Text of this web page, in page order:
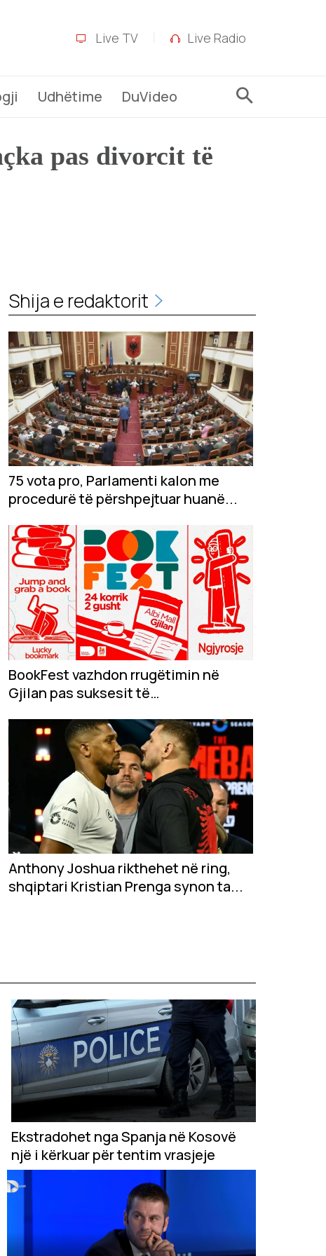
Live TV Live Radio
Udhëtime DuVideo
pas divorcit të
Shija e redaktorit
75 vota pro, Parlamenti kalon me
procedurë të përshpejtuar huanë...
BookFest vazhdon rrugëtimin në
Gjilan pas suksesit të
Anthony Joshua rikthehet në ring,
shqiptari Kristian Prenga synon ta...
Ekstradohet nga Spanja në Kosovë
një i kërkuar për tentim vrasjeje